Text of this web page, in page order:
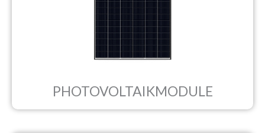
PHOTOVOLTAIKMODULE